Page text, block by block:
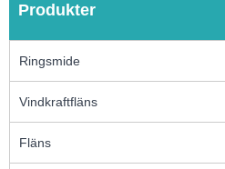
Produkter
Ringsmide
Vindkraftfläns
Fläns